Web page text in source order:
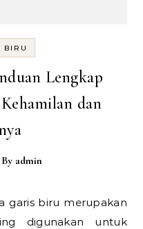
BIRU
Lengkap
dan
admin
digunakan untuk